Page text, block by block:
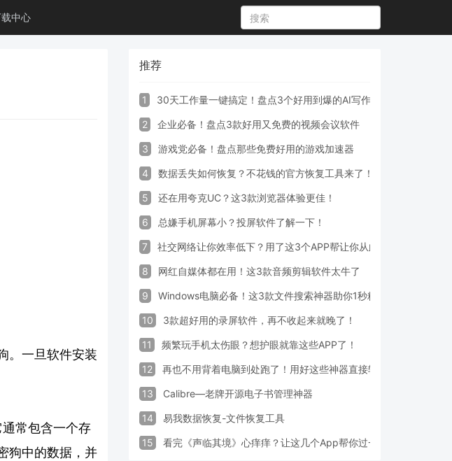
中心
。一旦软件安装
常包含一个存
狗中的数据，并
推荐
1 30天工作量一键搞定！盘点3个好用到爆的AI写作生成器工具
2 企业必备！盘点3款好用又免费的视频会议软件
3 游戏党必备！盘点那些免费好用的游戏加速器
4 数据丢失如何恢复？不花钱的官方恢复工具来了！
5 还在用夸克UC？这3款浏览器体验更佳！
6 总嫌手机屏幕小？投屏软件了解一下！
7 社交网络让你效率低下？用了这3个APP帮让你从此戒掉手机！
8 网红自媒体都在用！这3款音频剪辑软件太牛了
9 Windows电脑必备！这3款文件搜索神器助你1秒精准定位文件
10 3款超好用的录屏软件，再不收起来就晚了！
11 频繁玩手机太伤眼？想护眼就靠这些APP了！
12 再也不用背着电脑到处跑了！用好这些神器直接轻松办公
13 Calibre—老牌开源电子书管理神器
14 易我数据恢复-文件恢复工具
15 看完《声临其境》心痒痒？让这几个App帮你过一把配音瘾